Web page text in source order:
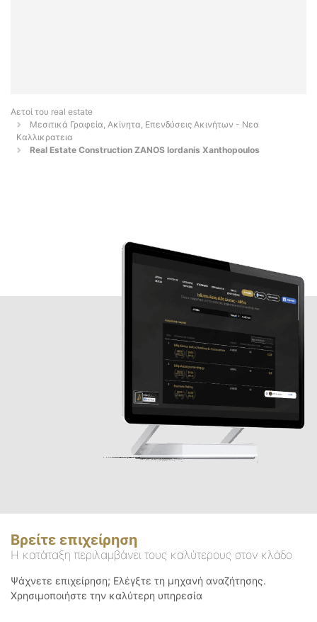
Αετοί του real estate
Μεσιτικά Γραφεία, Ακίνητα, Επενδύσεις Ακινήτων - Νεα
Καλλικρατεια
Real Estate Construction ZANOS Iordanis Xanthopoulos
Βρείτε επιχείρηση
Η κατάταξη περιλαμβάνει τους καλύτερους στον κλάδο
Ψάχνετε επιχείρηση; Ελέγξτε τη μηχανή αναζήτησης.
Χρησιμοποιήστε την καλύτερη υπηρεσία